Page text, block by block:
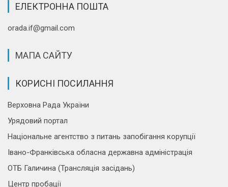
ЕЛЕКТРОННА ПОШТА
orada.if@gmail.com
МАПА САЙТУ
КОРИСНІ ПОСИЛАННЯ
Верховна Рада України
Урядовий портал
Національне агентство з питань запобігання корупції
Івано-Франківська обласна державна адміністрація
ОТБ Галичина (Трансляція засідань)
Центр пробації